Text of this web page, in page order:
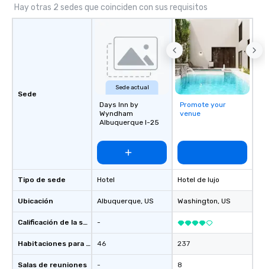
Hay otras 2 sedes que coinciden con sus requisitos
Sede
Tipo de sede
Ubicación
Calificación de la sede
Habitaciones para huéspedes
Salas de reuniones
Sede actual
Days Inn by
Wyndham
Albuquerque I-25
Hotel
Albuquerque, US
-
46
-
Promote your
venue
Hotel de lujo
Washington, US
237
8